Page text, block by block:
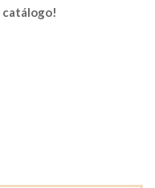
catálogo!